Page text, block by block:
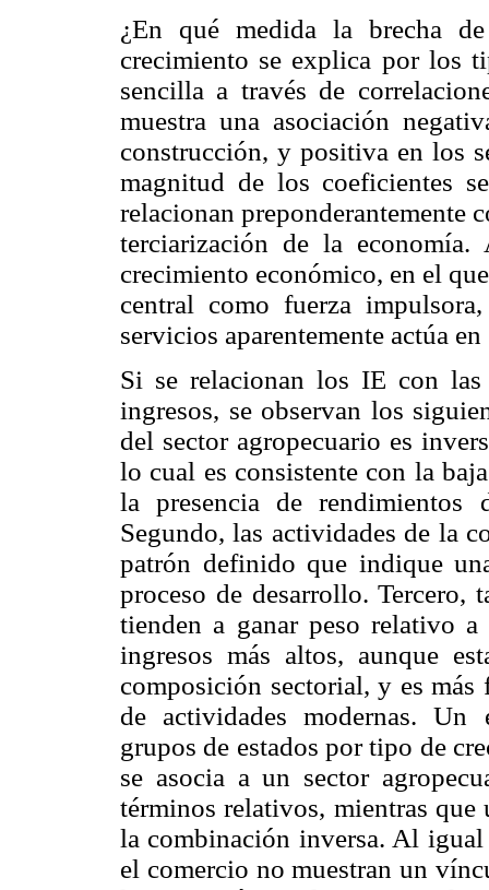
¿En qué medida la brecha
crecimiento se explica por los
sencilla a través de
muestra una asociación
construcción, y positiva en los
magnitud de los coeficientes
relacionan preponderantemente
terciarización de la
crecimiento económico, en el
central como fuerza
servicios aparentemente actúa
Si se relacionan los IE con
ingresos, se observan los
del sector agropecuario es
lo cual es consistente con la
la presencia de rendimientos
Segundo, las actividades de la
patrón definido que indique
proceso de desarrollo. Tercero,
tienden a ganar peso relativo
ingresos más altos, aunque
composición sectorial, y es
de actividades modernas.
grupos de estados por tipo de
se asocia a un sector
términos relativos, mientras que
la combinación inversa. Al
el comercio no muestran un